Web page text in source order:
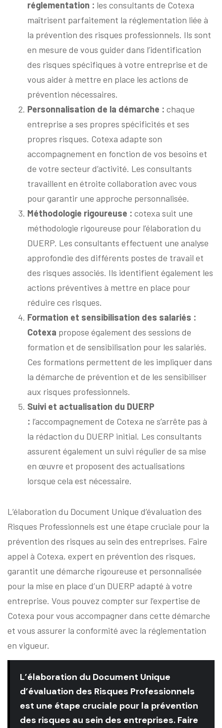
réglementation : les consultants de Cotexa
maîtrisent parfaitement la réglementation liée à
la prévention des risques professionnels. Ils sont
en mesure de vous guider dans l’identification
des risques spécifiques à votre entreprise et de
vous aider à mettre en place les actions de
prévention nécessaires.
Personnalisation de la démarche : chaque
entreprise a ses propres spécificités et ses
propres risques. Cotexa adapte son
accompagnement en fonction de vos besoins et
de votre secteur d’activité. Les consultants
travaillent en étroite collaboration avec vous
pour garantir une approche personnalisée.
Méthodologie rigoureuse : cotexa suit une
méthodologie rigoureuse pour l’élaboration du
DUERP. Les consultants effectuent une analyse
approfondie des différents postes de travail et
des risques associés. Ils identifient également les
actions préventives à mettre en place pour
réduire ces risques.
Formation et sensibilisation des salariés :
Cotexa propose également des sessions de
formation et de sensibilisation pour les salariés.
Ces formations permettent de les impliquer dans
la démarche de prévention et de les sensibiliser
aux risques professionnels.
Suivi et actualisation du DUERP
: l’accompagnement de Cotexa ne s’arrête pas à
la rédaction du DUERP initial. Les consultants
assurent également un suivi régulier de sa mise
en œuvre et proposent des actualisations
lorsque cela est nécessaire.
L’élaboration du Document Unique d’évaluation des
Risques Professionnels est une étape cruciale pour la
prévention des risques au sein des entreprises. Faire
appel à Cotexa, expert en prévention des risques,
garantit une démarche rigoureuse et personnalisée
pour la mise en place d’un DUERP adapté à votre
entreprise. Vous pouvez compter sur l’expertise de
Cotexa pour vous accompagner dans cette démarche
et vous assurer la conformité avec la réglementation
en vigueur.
L’élaboration du Document Unique
d’évaluation des Risques Professionnels
est une étape cruciale pour la prévention
des risques au sein des entreprises. Faire